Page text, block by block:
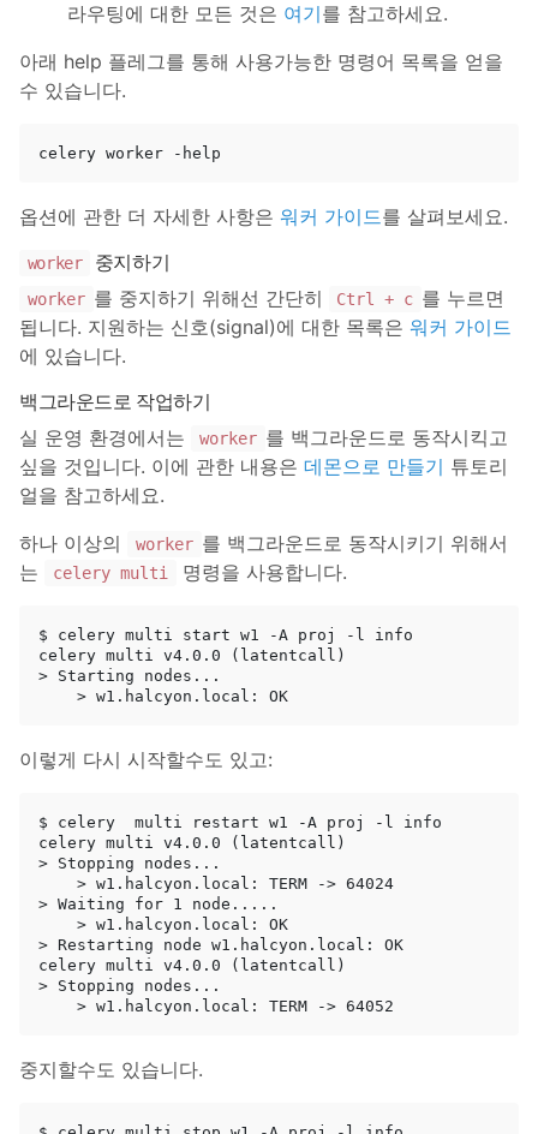
라우팅에 대한 모든 것은 여기를 참고하세요.
아래 help 플레그를 통해 사용가능한 명령어 목록을 얻을
수 있습니다.
옵션에 관한 더 자세한 사항은 워커 가이드를 살펴보세요.
worker 중지하기
worker 를 중지하기 위해선 간단히 Ctrl + c 를 누르면
됩니다. 지원하는 신호(signal)에 대한 목록은 워커 가이드
에 있습니다.
백그라운드로 작업하기
실 운영 환경에서는
worker 를 백그라운드로 동작시킥고
싶을 것입니다. 이에 관한 내용은 데몬으로 만들기 튜토리
얼을 참고하세요.
하나 이상의
worker 를 백그라운드로 동작시키기 위해서
는
celery multi 명령을 사용합니다.
$ celery multi start w1 -A proj -l info
celery multi v4.0.0 (latentcall)
> Starting nodes...
이렇게 다시 시작할수도 있고:
$ celery  multi restart w1 -A proj -l info
celery multi v4.0.0 (latentcall)
> Stopping nodes...
> Waiting for 1 node.....
> Restarting node w1.halcyon.local: OK
celery multi v4.0.0 (latentcall)
> Stopping nodes...
중지할수도 있습니다.